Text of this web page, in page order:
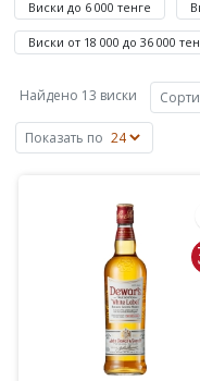
до
4
480
₸
—
Купажированный
Виски до 6 000 тенге
Виски от 18 000 до 36 000
Найдено 13 виски
Показать по